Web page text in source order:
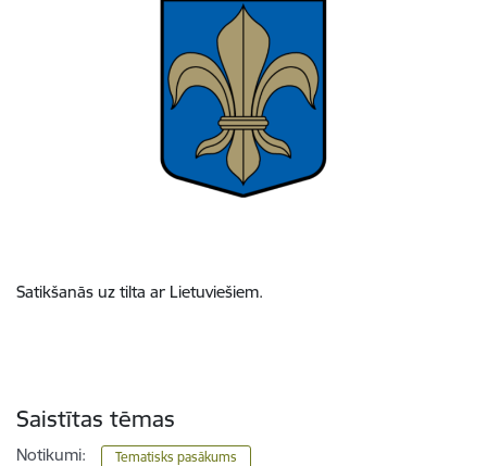
Satikšanās uz tilta ar Lietuviešiem.
Saistītas tēmas
Notikumi: Tematisks pasākums